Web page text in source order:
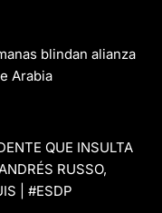
blindan alianza
Arabia
QUE INSULTA
RUSSO,
| #ESDP